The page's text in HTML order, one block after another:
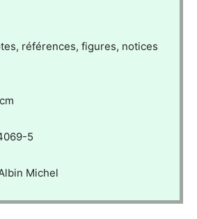
références, figures, notices
5
Michel